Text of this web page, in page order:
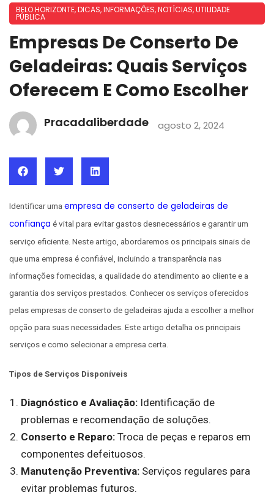
BELO HORIZONTE,DICAS,INFORMAÇÕES,NOTÍCIAS,UTILIDADE
PÚBLICA
Empresas De Conserto De
Geladeiras: Quais Serviços
Oferecem E Como Escolher
Pracadaliberdade agosto 2, 2024
Identificar umaempresa de conserto de geladeiras de
confiança é vital para evitar gastos desnecessários e garantir um
serviço eficiente. Neste artigo, abordaremos os principais sinais de
que uma empresa é confiável, incluindo a transparência nas
informações fornecidas, a qualidade do atendimento ao cliente e a
garantia dos serviços prestados. Conhecer os serviços oferecidos
pelas empresas de conserto de geladeiras ajuda a escolher a melhor
opção para suas necessidades. Este artigo detalha os principais
serviços e como selecionar a empresa certa.
Tipos de Serviços Disponíveis
Diagnóstico e Avaliação: Identificação de
problemas e recomendação de soluções.
Conserto e Reparo: Troca de peças e reparos em
componentes defeituosos.
Manutenção Preventiva: Serviços regulares para
evitar problemas futuros.